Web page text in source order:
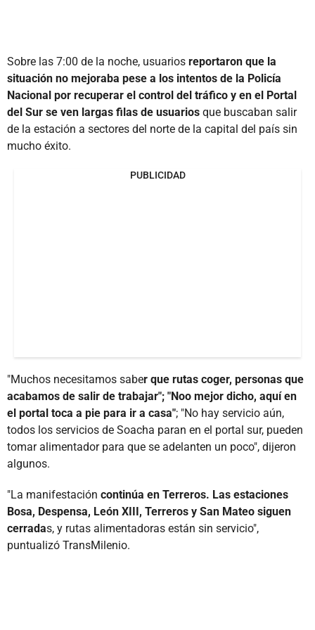
Sobre las 7:00 de la noche, usuarios reportaron que la
situación no mejoraba pese a los intentos de la Policía
Nacional por recuperar el control del tráfico y en el Portal
del Sur se ven largas filas de usuarios que buscaban salir
de la estación a sectores del norte de la capital del país sin
mucho éxito.
PUBLICIDAD
"Muchos necesitamos saber que rutas coger, personas que
acabamos de salir de trabajar"; "Noo mejor dicho, aquí en
el portal toca a pie para ir a casa"; "No hay servicio aún,
todos los servicios de Soacha paran en el portal sur, pueden
tomar alimentador para que se adelanten un poco", dijeron
algunos.
"La manifestación continúa en Terreros. Las estaciones
Bosa, Despensa, León XIII, Terreros y San Mateo siguen
cerradas, y rutas alimentadoras están sin servicio",
puntualizó TransMilenio.